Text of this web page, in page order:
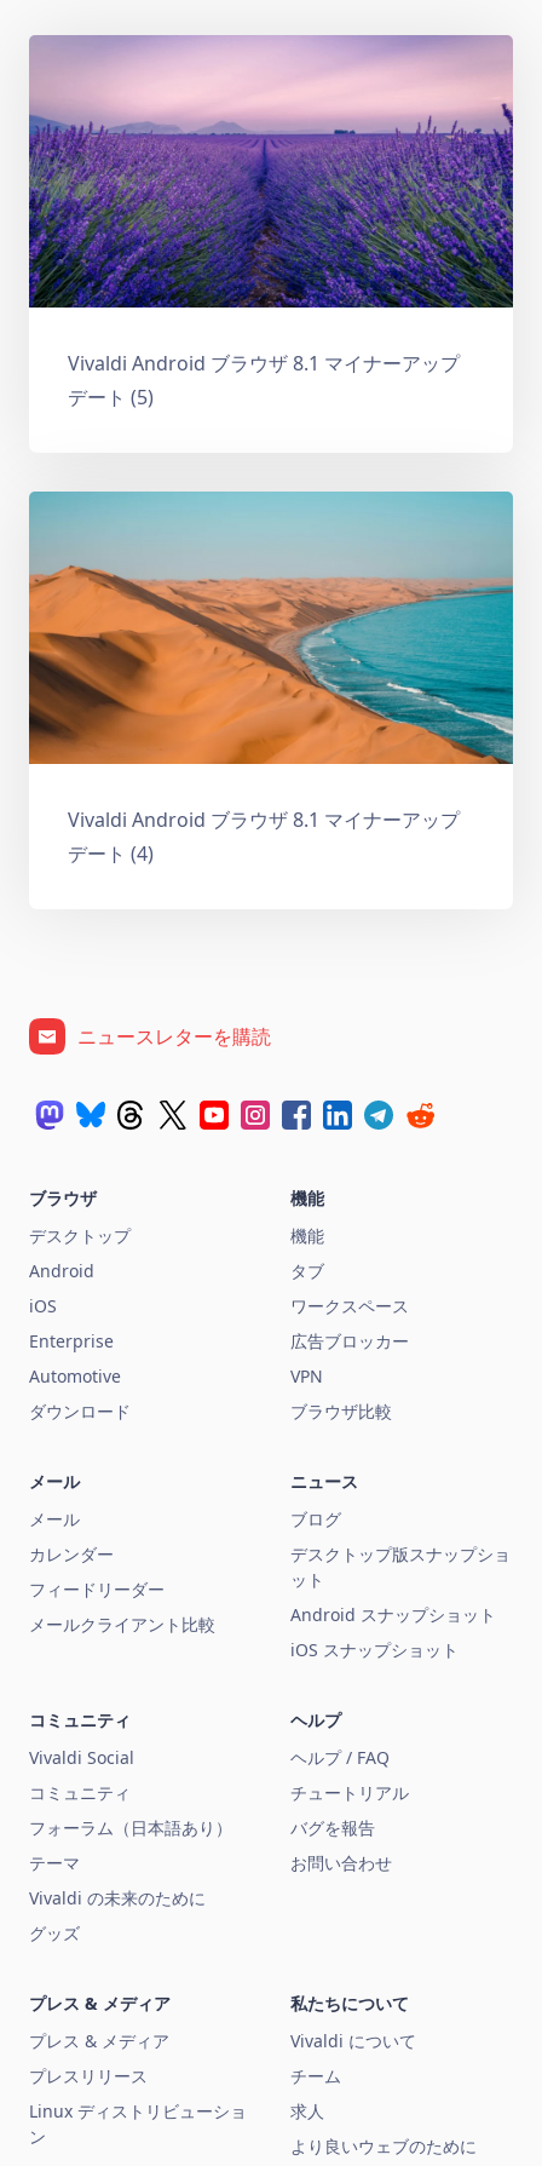
Vivaldi Android ブラウザ 8.1 マイナーアップ
デート (5)
Vivaldi Android ブラウザ 8.1 マイナーアップ
デート (4)
ニュースレターを購読
ブラウザ
デスクトップ
Android
iOS
Enterprise
Automotive
ダウンロード
機能
機能
タブ
ワークスペース
広告ブロッカー
VPN
ブラウザ比較
メール
メール
カレンダー
フィードリーダー
メールクライアント比較
ニュース
ブログ
デスクトップ版スナップショ
ット
Android スナップショット
iOS スナップショット
コミュニティ
Vivaldi Social
コミュニティ
フォーラム（日本語あり）
テーマ
Vivaldi の未来のために
グッズ
ヘルプ
ヘルプ / FAQ
チュートリアル
バグを報告
お問い合わせ
プレス & メディア
プレス & メディア
プレスリリース
Linux ディストリビューショ
ン
私たちについて
Vivaldi について
チーム
求人
より良いウェブのために